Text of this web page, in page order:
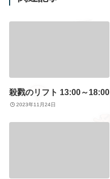
殺戮のリフト 13:00～18:00
2023年11月24日